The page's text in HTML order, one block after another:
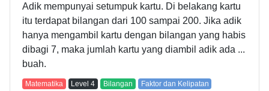
Adik mempunyai setumpuk kartu. Di belakang kartu
itu terdapat bilangan dari 100 sampai 200. Jika adik
hanya mengambil kartu dengan bilangan yang habis
dibagi 7, maka jumlah kartu yang diambil adik ada ...
buah.
Matematika Level 4 Bilangan
Faktor dan Kelipatan